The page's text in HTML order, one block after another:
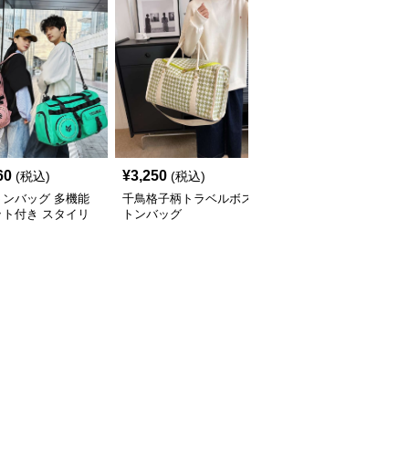
(税込)
ンバッグ 多機能
付き スタイリ
¥3,250 (税込)
千鳥格子柄トラベルボス
トンバッグ